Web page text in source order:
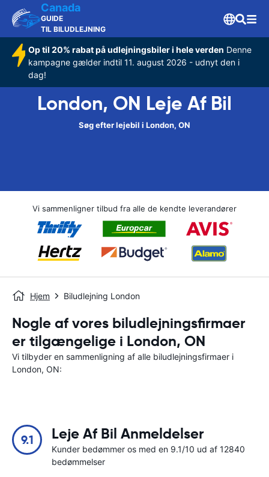
Canada
GUIDE
TIL BILUDLEJNING
Op til 20% rabat på udlejningsbiler i hele verden Denne
kampagne gælder indtil 11. august 2026 - udnyt den i
dag!
London, ON Leje Af Bil
Søg efter lejebil i London, ON
Vi sammenligner tilbud fra alle de kendte leverandører
Hjem Biludlejning London
Nogle af vores biludlejningsfirmaer
er tilgængelige i London, ON
Vi tilbyder en sammenligning af alle biludlejningsfirmaer i
London, ON:
9.1 Leje Af Bil Anmeldelser
Kunder bedømmer os med en 9.1/10 ud af 12840
bedømmelser